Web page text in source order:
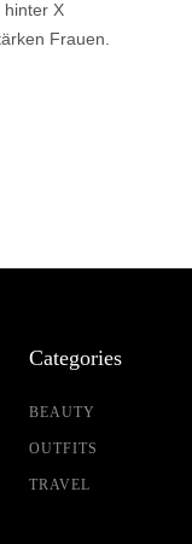
hinter X
Frauen.
Categories
BEAUTY
OUTFITS
TRAVEL